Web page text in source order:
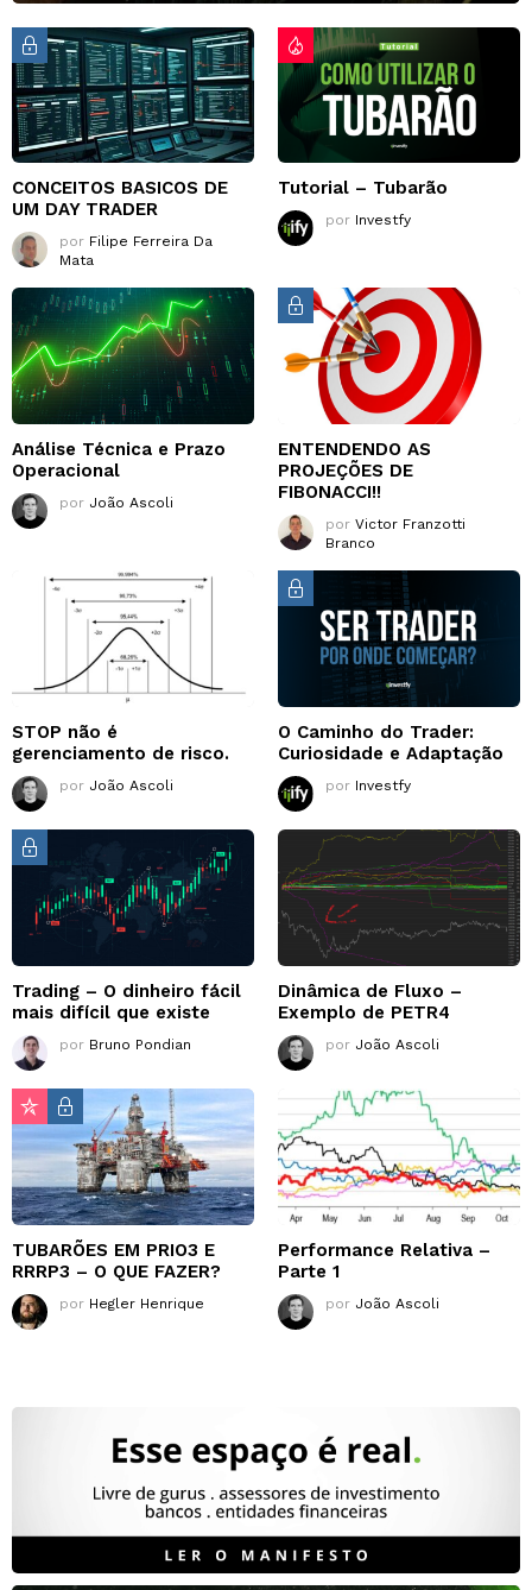
CONCEITOS BASICOS DE
UM DAY TRADER
por Filipe Ferreira Da
Mata
Tutorial – Tubarão
por Investfy
Análise Técnica e Prazo
Operacional
por João Ascoli
ENTENDENDO AS
PROJEÇÕES DE
FIBONACCI!!
por Victor Franzotti
Branco
STOP não é
gerenciamento de risco.
por João Ascoli
O Caminho do Trader:
Curiosidade e Adaptação
por Investfy
Trading – O dinheiro fácil
mais difícil que existe
por Bruno Pondian
Dinâmica de Fluxo –
Exemplo de PETR4
por João Ascoli
TUBARÕES EM PRIO3 E
RRRP3 – O QUE FAZER?
por Hegler Henrique
Performance Relativa –
Parte 1
por João Ascoli